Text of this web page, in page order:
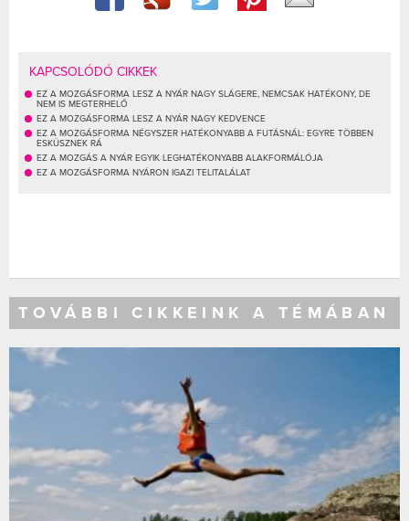
KAPCSOLÓDÓ CIKKEK
EZ A MOZGÁSFORMA LESZ A NYÁR NAGY SLÁGERE, NEMCSAK HATÉKONY, DE
NEM IS MEGTERHELŐ
EZ A MOZGÁSFORMA LESZ A NYÁR NAGY KEDVENCE
EZ A MOZGÁSFORMA NÉGYSZER HATÉKONYABB A FUTÁSNÁL: EGYRE TÖBBEN
ESKÜSZNEK RÁ
EZ A MOZGÁS A NYÁR EGYIK LEGHATÉKONYABB ALAKFORMÁLÓJA
EZ A MOZGÁSFORMA NYÁRON IGAZI TELITALÁLAT
TOVÁBBI CIKKEINK A TÉMÁBAN